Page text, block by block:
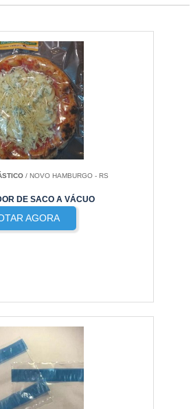
/ NOVO HAMBURGO - RS
DE SACO A VÁCUO
AGORA